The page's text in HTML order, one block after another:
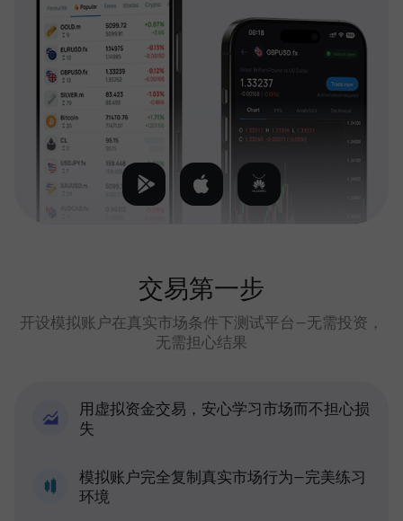
交易第一步
开设模拟账户在真实市场条件下测试平台—无需投资，
无需担心结果
用虚拟资金交易，安心学习市场而不担心损
失
模拟账户完全复制真实市场行为—完美练习
环境